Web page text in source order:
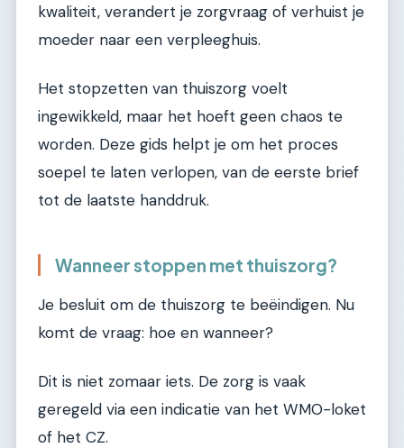
kwaliteit, verandert je zorgvraag of verhuist je
moeder naar een verpleeghuis.
Het stopzetten van thuiszorg voelt
ingewikkeld, maar het hoeft geen chaos te
worden. Deze gids helpt je om het proces
soepel te laten verlopen, van de eerste brief
tot de laatste handdruk.
Wanneer stoppen met thuiszorg?
Je besluit om de thuiszorg te beëindigen. Nu
komt de vraag: hoe en wanneer?
Dit is niet zomaar iets. De zorg is vaak
geregeld via een indicatie van het WMO-loket
of het CZ.